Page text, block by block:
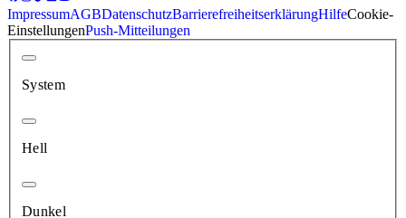
ImpressumAGBDatenschutzBarrierefreiheitserklärungHilfeCookie-
EinstellungenPush-Mitteilungen
System
Hell
Dunkel